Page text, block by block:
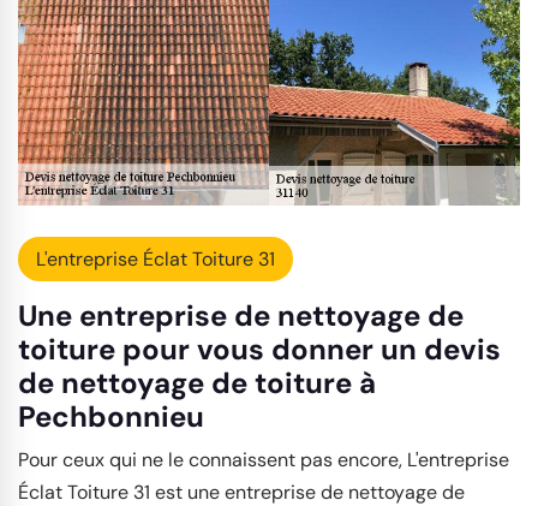
L'entreprise Éclat Toiture 31
Une entreprise de nettoyage de
toiture pour vous donner un devis
de nettoyage de toiture à
Pechbonnieu
Pour ceux qui ne le connaissent pas encore, L'entreprise
Éclat Toiture 31 est une entreprise de nettoyage de